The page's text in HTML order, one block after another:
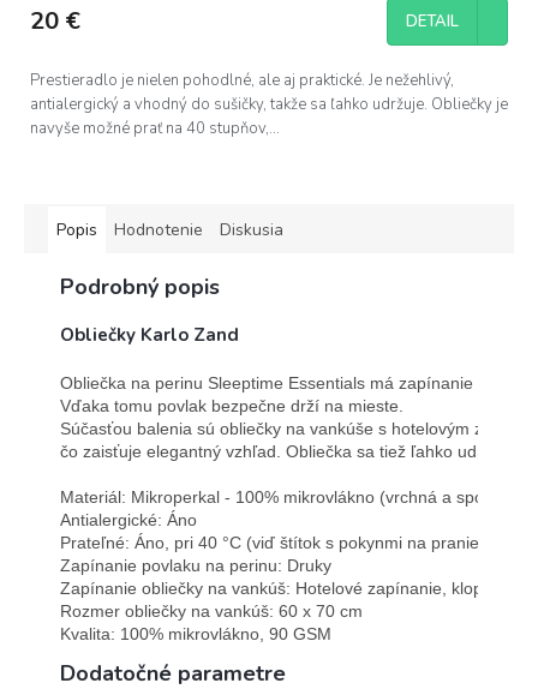
20 € DETAIL
Prestieradlo je nielen pohodlné, ale aj praktické. Je nežehlivý,
antialergický a vhodný do sušičky, takže sa ľahko udržuje. Obliečky je
navyše možné prať na 40 stupňov,...
Popis Hodnotenie Diskusia
Podrobný popis
Obliečky Karlo Zand
Obliečka na perinu Sleeptime Essentials má zapínanie na
Vďaka tomu povlak bezpečne drží na mieste.
Súčasťou balenia sú obliečky na vankúše s hotelovým
čo zaisťuje elegantný vzhľad. Obliečka sa tiež ľahko udržuje a
Materiál: Mikroperkal - 100% mikrovlákno (vrchná a spodná
Antialergické: Áno
Prateľné: Áno, pri 40 °C (viď štítok s pokynmi na pranie)
Zapínanie povlaku na perinu: Druky
Zapínanie obliečky na vankúš: Hotelové zapínanie, klopa 15
Rozmer obliečky na vankúš: 60 x 70 cm
Kvalita: 100% mikrovlákno, 90 GSM
Dodatočné parametre